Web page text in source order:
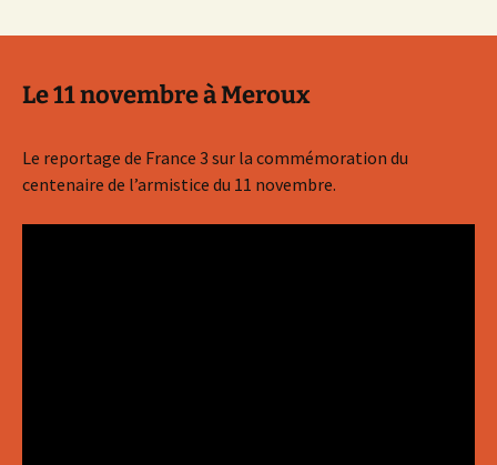
Le 11 novembre à Meroux
Le reportage de France 3 sur la commémoration du
centenaire de l’armistice du 11 novembre.